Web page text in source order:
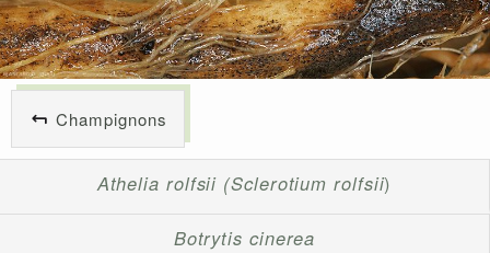
Champignons
Athelia rolfsii (Sclerotium rolfsii)
Botrytis cinerea